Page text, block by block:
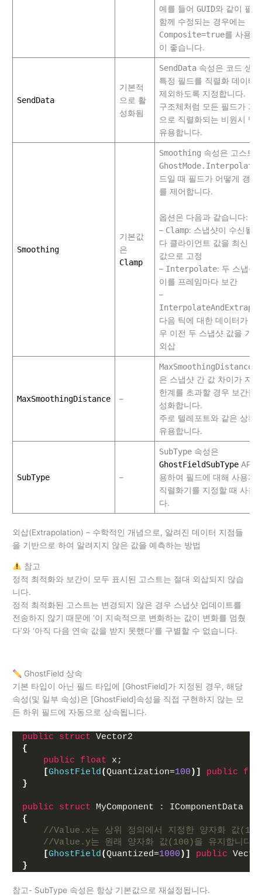
예를 들어 GUID와 같이 필
함께 수정되는 경우에는
Composite=true를 사용하
이 좋습니다.
SendData
기본적
으로 활
성화됨
SendData속성은 코드 생
특정 필드를 직렬화 데이터
제외하도록 지정합니다.
구조체처럼 모든 필드가 기
으로 직렬화되는 비원시 멤
유용합니다.
Smoothing
기본값
은
Clamp
Smoothing 속성은 고스트
GhostMode.Interpolated
드일 때 필드가 어떻게 갱신
를 제어합니다.
옵션은 다음과 같습니다:
– Clamp: 스냅샷이 수신될
다 클라이언트 값을 최신 스
값으로 고정
– Interpolate: 두 스냅샷
이를 프레임마다 보간
–
다음 틱에 대한 데이터가 없
우 이전 두 스냅샷 값을 기
외삽
MaxSmoothingDistance –
MaxSmoothingDistance
은 스냅샷 간 값 차이가 지
한계를 초과할 경우 보간을
성화합니다.
주로 텔레포트와 같은 상황
유용합니다.
SubType –
SubType속성은
GhostFieldSubTypeAPI
용하여 필드에 대해 사용자
직렬화기를 지정할 때 사용
다.
외삽(Extrapolation) – 수학적인 개념으로, 알려진 데이터 지점들
을 기반으로 하여 알려지지 않은 값을 예측하는 방법
참고
정적 최적화와 보간이 모두 표시된 고스트는 절대 외삽되지 않습
니다.
정적 최적화된 고스트는 변경되지 않은 경우 스냅샷 업데이트를
전송하지 않기 때문에 ‘이 지속적으로 변화하는 값이 변화를 멈췄
다’와 ‘아직 다음 연속 값을 받지 못했다’를 구별할 수 없습니다.
GhostField 상속
기본 타입이 아닌 필드 타입에 [GhostField]가 지정된 경우, 해당
속성(및 일부 속성)은 [GhostField]속성을 직접 구현하지 않는 모
든 하위 필드에 자동으로 상속됩니다.
public struct Vector2
{
public
float x;
[GhostField(Quantization=100 )] public
}
public struct MyComponent : IComponentData
{
//Value.x는 상위 정의에서 지정한 양자화 값
//Value.y는 원래 양자화 값(100)을 유지합니다.
[GhostField(Quantized=1000 )] public
}
참고- SubType 속성은 항상 기본값으로 재설정됩니다.